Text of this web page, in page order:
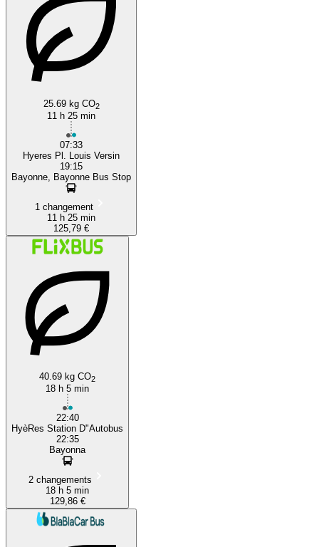
25.69 kg CO2
11 h 25 min
07:33
Hyeres Pl. Louis Versin
19:15
Bayonne, Bayonne Bus Stop
1 changement
11 h 25 min
125,79 €
40.69 kg CO2
18 h 5 min
22:40
HyèRes Station D"Autobus
22:35
Bayonna
2 changements
18 h 5 min
129,86 €